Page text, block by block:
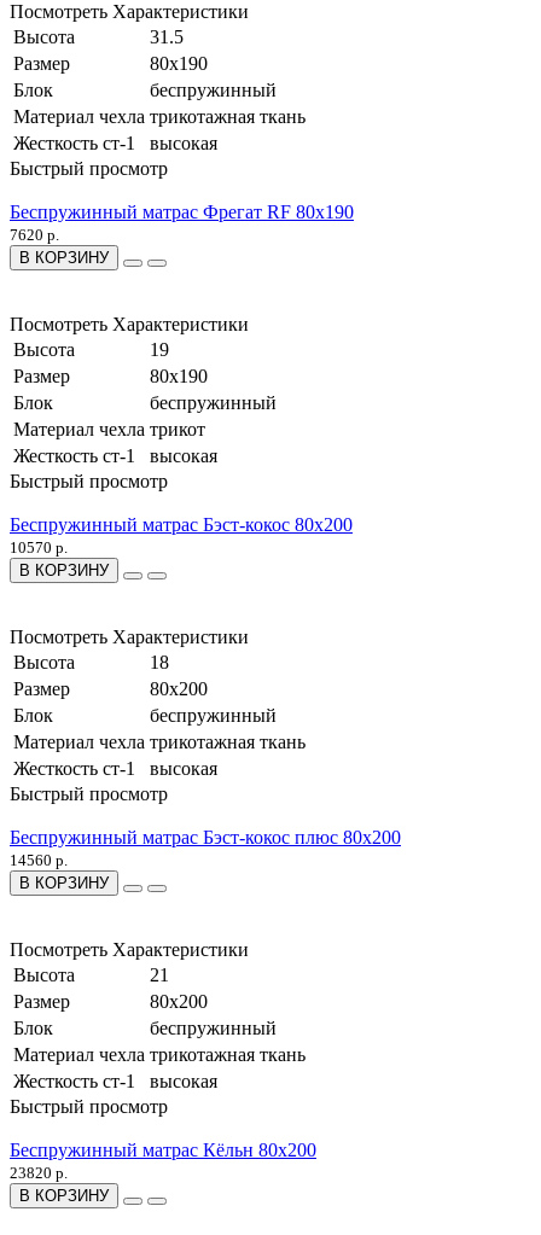
Посмотреть Характеристики
Высота
31.5
Размер
80x190
Блок
беспружинный
Материал чехла трикотажная ткань
Жесткость ст-1
высокая
Быстрый просмотр
Беспружинный матрас Фрегат RF 80x190
7620 р.
В КОРЗИНУ
Посмотреть Характеристики
Высота
19
Размер
80x190
Блок
беспружинный
Материал чехла трикот
Жесткость ст-1
высокая
Быстрый просмотр
Беспружинный матрас Бэст-кокос 80x200
10570 р.
В КОРЗИНУ
Посмотреть Характеристики
Высота
18
Размер
80x200
Блок
беспружинный
Материал чехла трикотажная ткань
Жесткость ст-1
высокая
Быстрый просмотр
Беспружинный матрас Бэст-кокос плюс 80x200
14560 р.
В КОРЗИНУ
Посмотреть Характеристики
Высота
21
Размер
80x200
Блок
беспружинный
Материал чехла трикотажная ткань
Жесткость ст-1
высокая
Быстрый просмотр
Беспружинный матрас Кёльн 80x200
23820 р.
В КОРЗИНУ